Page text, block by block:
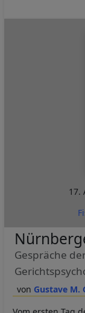
17.
Gustave M.
Gespräche